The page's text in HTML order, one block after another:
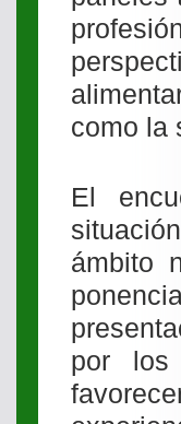
como la
El
ámbito
por los